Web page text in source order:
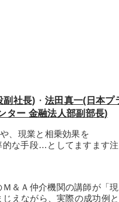
社長) ・法田真一(日本プ
ター 金融法人部副部長)
、現業と相乗効果を
な手段…としてますます
＆Ａ仲介機関の講師が「
えながら、実際の成功例